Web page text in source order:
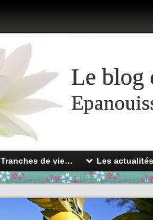
Le blog
Tranches de vie… Les